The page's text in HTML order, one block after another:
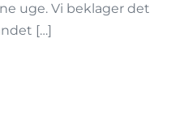
uge. Vi beklager det
[…]